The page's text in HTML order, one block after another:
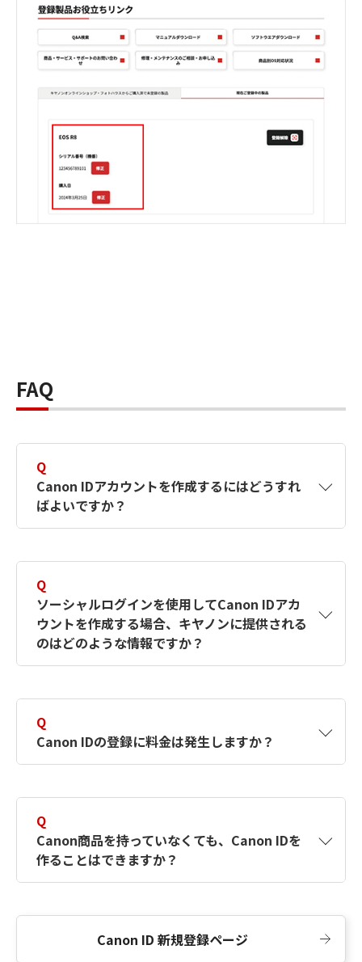
FAQ
Q
Canon IDアカウントを作成するにはどうすれ
ばよいですか？
す。詳しい作成方法は【カメラ】Canon IDとは
何ですか？Canon IDの作成方法は？をご確認く
ださい。
Q
ソーシャルログインを使用してCanon IDアカ
ウントを作成する場合、キヤノンに提供される
のはどのような情報ですか？
択したサービスから取得します。アカウントを
簡単に作成できるように、この情報を使用して
Canon IDの登録フォームを入力します。
Q
Canon IDの登録に料金は発生しますか？
Q
Canon商品を持っていなくても、Canon IDを
作ることはできますか？
Canon ID 新規登録ページ